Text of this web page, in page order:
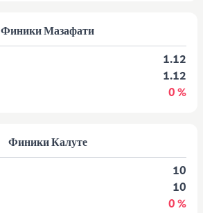
Финики Мазафати
1.12
1.12
0 %
Финики Калуте
10
10
0 %